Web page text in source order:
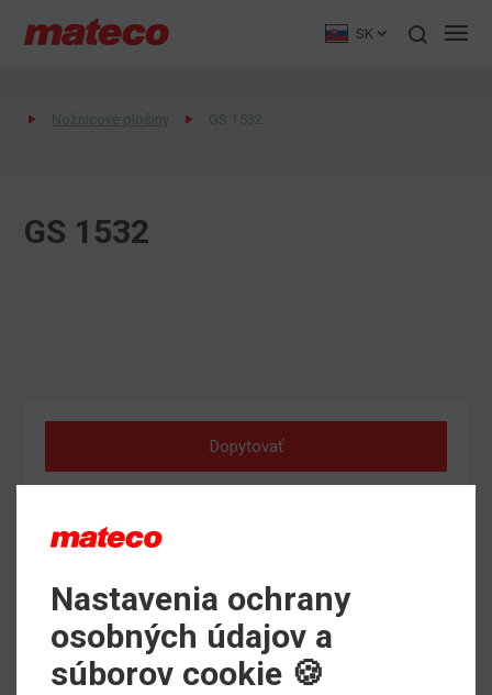
SK
GS 1532
Dopytovať
6.60 m
Min. nosnosť
Nastavenia ochrany
osobných údajov a
súborov cookie 🍪